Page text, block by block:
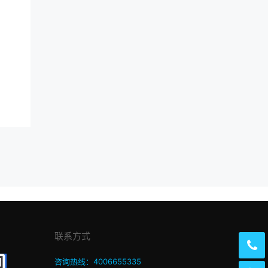
联系方式
咨询热线：4006655335